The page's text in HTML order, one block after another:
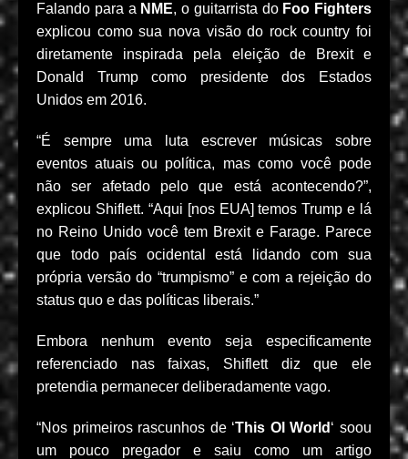
Falando para a NME, o guitarrista do Foo Fighters
explicou como sua nova visão do rock country foi
diretamente inspirada pela eleição de Brexit e
Donald Trump como presidente dos Estados
Unidos em 2016.
“É sempre uma luta escrever músicas sobre
eventos atuais ou política, mas como você pode
não ser afetado pelo que está acontecendo?”,
explicou Shiflett. “Aqui [nos EUA] temos Trump e lá
no Reino Unido você tem Brexit e Farage. Parece
que todo país ocidental está lidando com sua
própria versão do “trumpismo” e com a rejeição do
status quo e das políticas liberais.”
Embora nenhum evento seja especificamente
referenciado nas faixas, Shiflett diz que ele
pretendia permanecer deliberadamente vago.
“Nos primeiros rascunhos de ‘This Ol World ‘ soou
um pouco pregador e saiu como um artigo